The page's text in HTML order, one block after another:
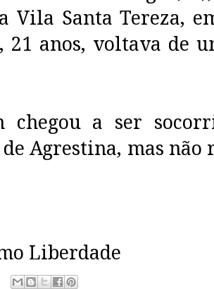
Vila Santa Tereza,
21 anos, voltava de
chegou a ser
Agrestina, mas não
Liberdade